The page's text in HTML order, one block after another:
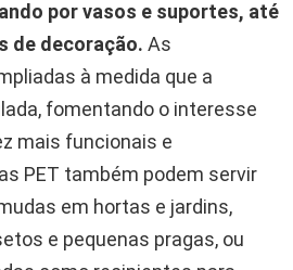
por vasos e suportes, até
de decoração. As
à medida que a
fomentando o interesse
mais funcionais e
PET também podem servir
em hortas e jardins,
e pequenas pragas, ou